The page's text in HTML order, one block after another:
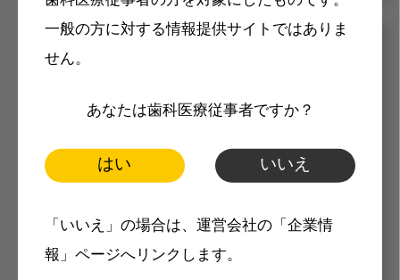
一般の方に対する情報提供サイトではありま
せん。
あなたは歯科医療従事者ですか？
はい いいえ
「いいえ」の場合は、運営会社の「企業情
報」ページへリンクします。
Internet DOに掲載されている
製品価格も閲覧可能